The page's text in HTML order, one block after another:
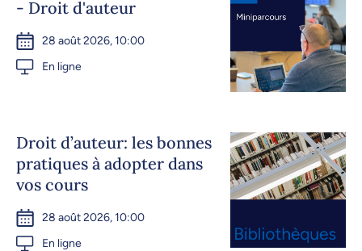
- Droit d'auteur
28 août 2026, 10:00
En ligne
Droit d’auteur: les bonnes
pratiques à adopter dans
vos cours
28 août 2026, 10:00
En ligne